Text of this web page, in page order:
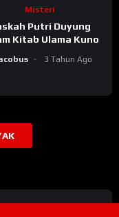
Misteri
Putri Duyung
Kitab Ulama Kuno
3 Tahun Ago